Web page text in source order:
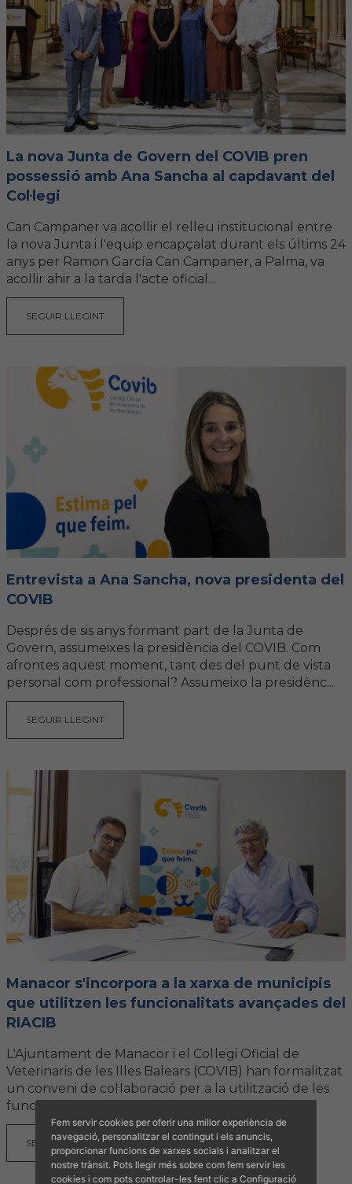
Guia Responsable
Salut animal i salut pública
La nova Junta de Govern del COVIB pren
possessió amb Ana Sancha al capdavant del
Col·legi
Can Campaner va acollir el relleu institucional entre
la nova Junta i l'equip encapçalat durant els últims 24
anys per Ramon García Can Campaner, a Palma, va
acollir ahir a la tarda l'acte oficial...
SEGUIR LLEGINT
Entrevista a Ana Sancha, nova presidenta del
COVIB
Després de sis anys formant part de la Junta de
Govern, assumeixes la presidència del COVIB. Com
afrontes aquest moment, tant des del punt de vista
personal com professional? Assumeixo la presidènc...
SEGUIR LLEGINT
Manacor s'incorpora a la xarxa de municipis
que utilitzen les funcionalitats avançades del
RIACIB
L'Ajuntament de Manacor i el Col·legi Oficial de
Veterinaris de les Illes Balears (COVIB) han formalitzat
un conveni de col·laboració per a la utilització de les
funcionalitats municipals del Registre...
SEGUIR LLEGINT
Fem servir cookies per oferir una millor experiència de
navegació, personalitzar el contingut i els anuncis,
proporcionar funcions de xarxes socials i analitzar el
nostre trànsit. Pots llegir més sobre com fem servir les
cookies i com pots controlar-les fent clic a Configuració